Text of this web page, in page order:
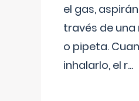
el gas,
través de
o pipeta.
inhalarlo, el r...